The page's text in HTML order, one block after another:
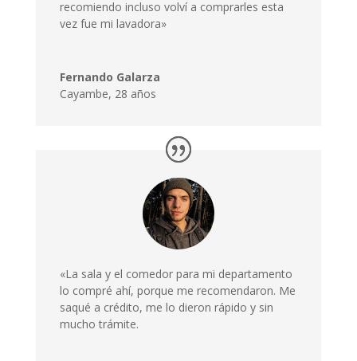
recomiendo incluso volví a comprarles esta
vez fue mi lavadora»
Fernando Galarza
Cayambe, 28 años
«La sala y el comedor para mi departamento
lo compré ahí, porque me recomendaron. Me
saqué a crédito, me lo dieron rápido y sin
mucho trámite.